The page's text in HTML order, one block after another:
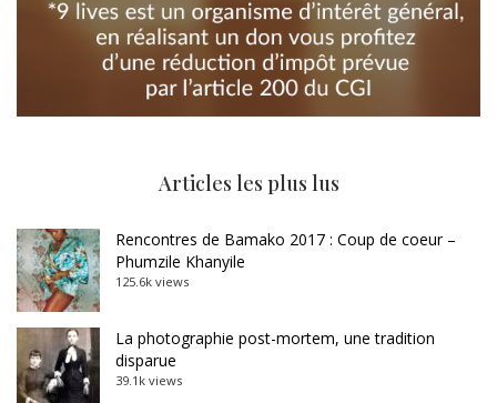
Articles les plus lus
Rencontres de Bamako 2017 : Coup de coeur –
Phumzile Khanyile
125.6k views
La photographie post-mortem, une tradition
disparue
39.1k views